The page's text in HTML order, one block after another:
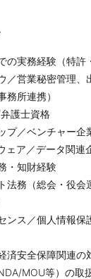
の実務経験（特許
／営業秘密管理、
務所連携）
護士資格
プ／ベンチャー企
ェア／データ関連
・知財経験
法務（総会・役会
ンス／個人情報保
済安全保障関連の
MOU等）の取